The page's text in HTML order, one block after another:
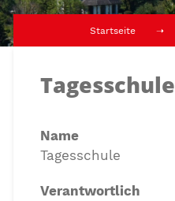
Startseite
Tagesschule
Name
Tagesschule
Verantwortlich